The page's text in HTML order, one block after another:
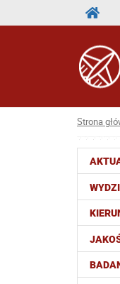
Strona